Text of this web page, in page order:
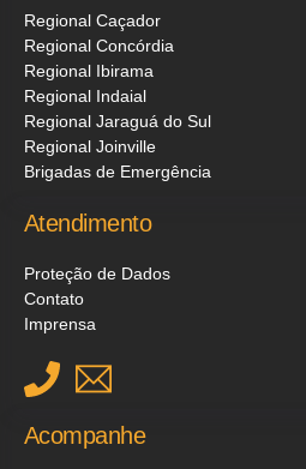
Regional Caçador
Regional Concórdia
Regional Ibirama
Regional Indaial
Regional Jaraguá do Sul
Regional Joinville
Brigadas de Emergência
Atendimento
Proteção de Dados
Contato
Imprensa
Acompanhe